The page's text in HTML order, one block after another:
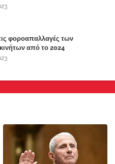
στο Δήμο Μάνδρας-Ειδυλλίας!
φοροαπαλλαγές των
από το 2024